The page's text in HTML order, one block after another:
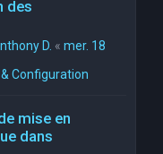
des
D. « mer. 18
Configuration
mise en
dans